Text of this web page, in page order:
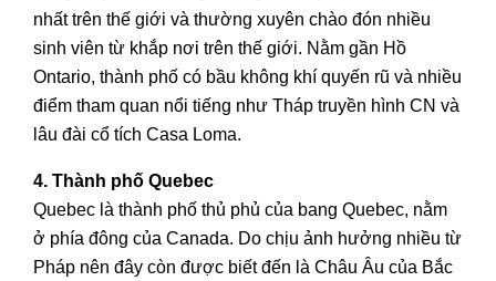
nhất trên thế giới và thường xuyên chào đón nhiều
sinh viên từ khắp nơi trên thế giới. Nằm gần Hồ
Ontario, thành phố có bầu không khí quyến rũ và nhiều
điểm tham quan nổi tiếng như Tháp truyền hình CN và
lâu đài cổ tích Casa Loma.
4. Thành phố Quebec
Quebec là thành phố thủ phủ của bang Quebec, nằm
ở phía đông của Canada. Do chịu ảnh hưởng nhiều từ
Pháp nên đây còn được biết đến là Châu Âu của Bắc